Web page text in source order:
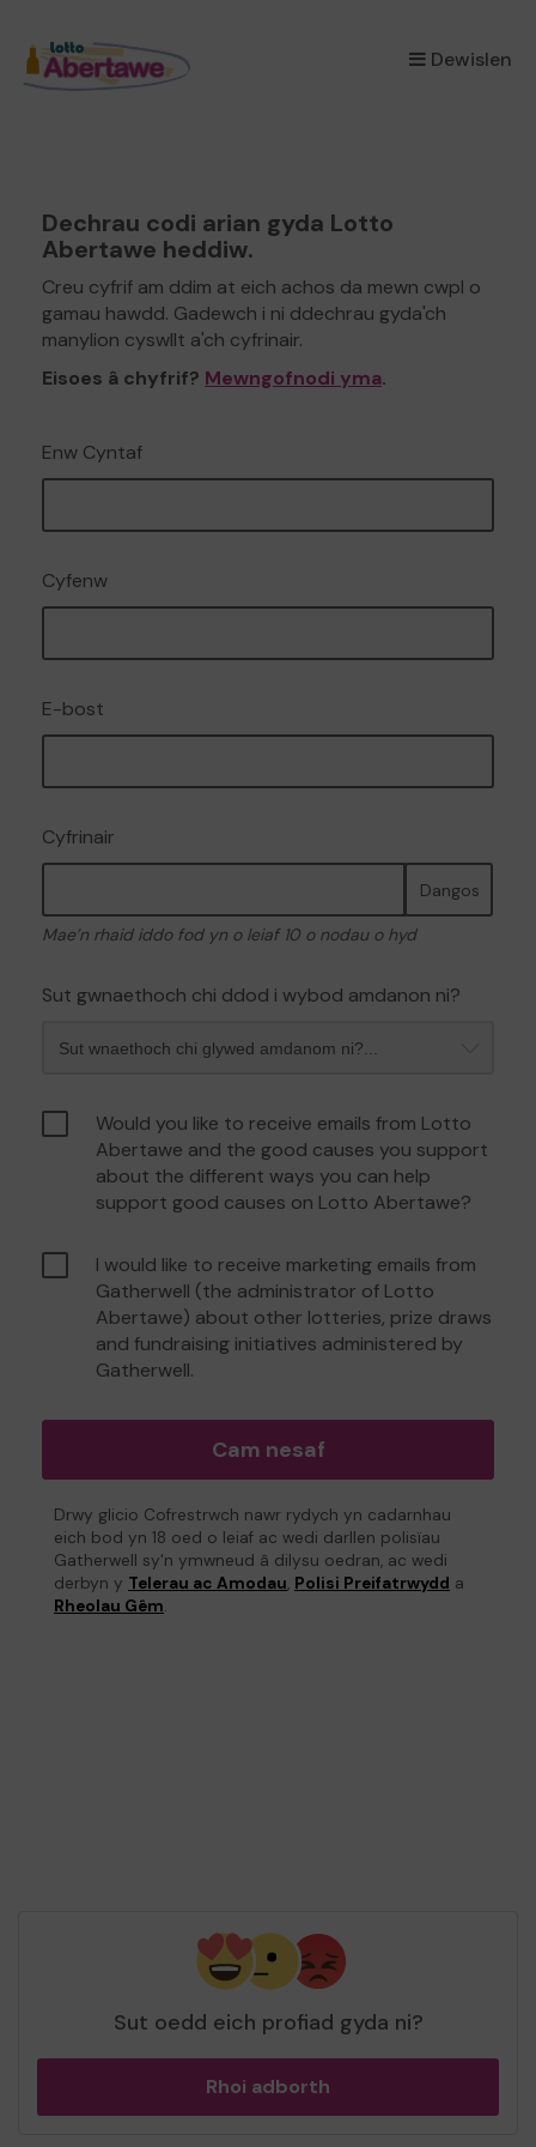
Dewislen
×
Dechrau codi arian gyda Lotto
Abertawe heddiw.
Creu cyfrif am ddim at eich achos da mewn cwpl o
gamau hawdd. Gadewch i ni ddechrau gyda'ch
manylion cyswllt a'ch cyfrinair.
Eisoes â chyfrif? Mewngofnodi yma.
Enw Cyntaf
Cyfenw
E-bost
Cyfrinair
Dangos
Mae’n rhaid iddo fod yn o leiaf 10 o nodau o hyd
Sut gwnaethoch chi ddod i wybod amdanon ni?
Would you like to receive emails from Lotto
Abertawe and the good causes you support
about the different ways you can help
support good causes on Lotto Abertawe?
I would like to receive marketing emails from
Gatherwell (the administrator of Lotto
Abertawe) about other lotteries, prize draws
and fundraising initiatives administered by
Gatherwell.
Cam nesaf
Drwy glicio Cofrestrwch nawr rydych yn cadarnhau
eich bod yn 18 oed o leiaf ac wedi darllen polisïau
Gatherwell sy'n ymwneud â dilysu oedran, ac wedi
derbyn y Telerau ac Amodau, Polisi Preifatrwydd a
Rheolau Gêm.
Sut oedd eich profiad gyda ni?
Rhoi adborth